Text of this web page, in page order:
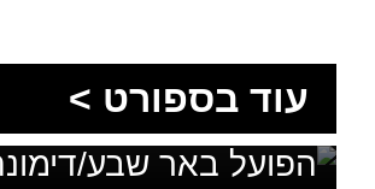
עוד בספורט >
בלי מאמן, בלי סגל ועם
הפועל באר שבע/